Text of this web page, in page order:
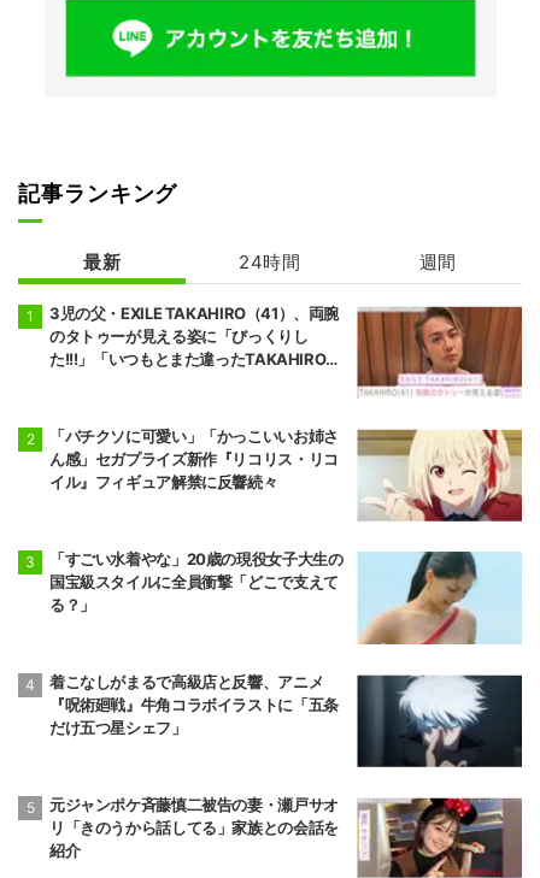
記事ランキング
最新 24時間 週間
3児の父・EXILE TAKAHIRO（41）、両腕
のタトゥーが見える姿に「びっくりし
た!!!」「いつもとまた違ったTAKAHIROさ
「バチクソに可愛い」「かっこいいお姉さ
ん感」セガプライズ新作『リコリス・リコ
イル』フィギュア解禁に反響続々
「すごい水着やな」20歳の現役女子大生の
国宝級スタイルに全員衝撃「どこで支えて
る？」
着こなしがまるで高級店と反響、アニメ
『呪術廻戦』牛角コラボイラストに「五条
だけ五つ星シェフ」
元ジャンポケ斉藤慎二被告の妻・瀬戸サオ
リ「きのうから話してる」家族との会話を
紹介